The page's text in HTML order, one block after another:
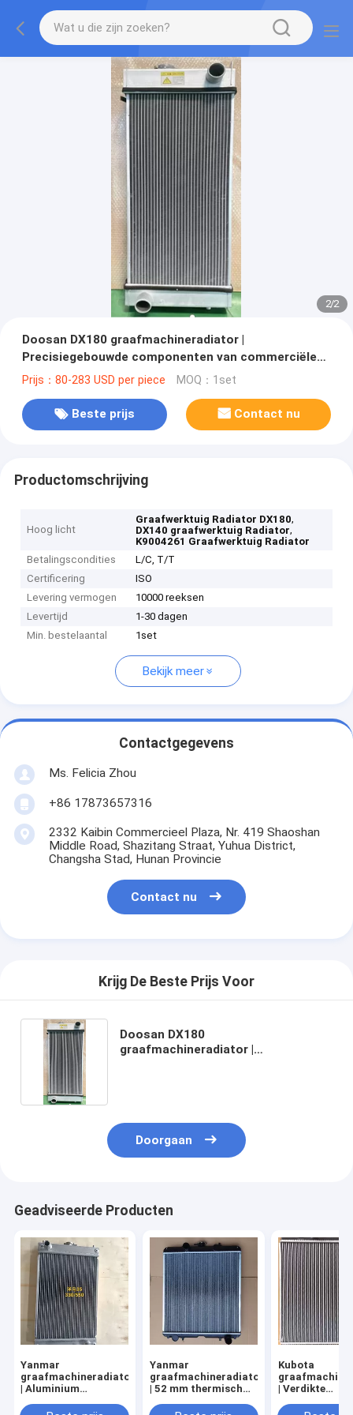
2/2
Doosan DX180 graafmachineradiator |
Precisiegebouwde componenten van commerciële
kwaliteit
Prijs：80-283 USD per piece MOQ：1set
Beste prijs Contact nu
Productomschrijving
Hoog licht
Graafwerktuig Radiator DX180,
DX140 graafwerktuig Radiator,
K9004261 Graafwerktuig Radiator
Betalingscondities
L/C, T/T
Certificering
ISO
Levering vermogen
10000 reeksen
Levertijd
1-30 dagen
Min. bestelaantal
1set
Bekijk meer
Contactgegevens
Ms. Felicia Zhou
+86 17873657316
2332 Kaibin Commercieel Plaza, Nr. 419 Shaoshan
Middle Road, Shazitang Straat, Yuhua District,
Changsha Stad, Hunan Provincie
Contact nu
Krijg De Beste Prijs Voor
Doosan DX180
graafmachineradiator |
Doorgaan
Geadviseerde Producten
Yanmar
graafmachineradiator
| Aluminium
| Aangepaste
Yanmar
graafmachineradiator
| 52 mm thermisch
Universele pasvorm
Kubota
| Verdikte
Industriële